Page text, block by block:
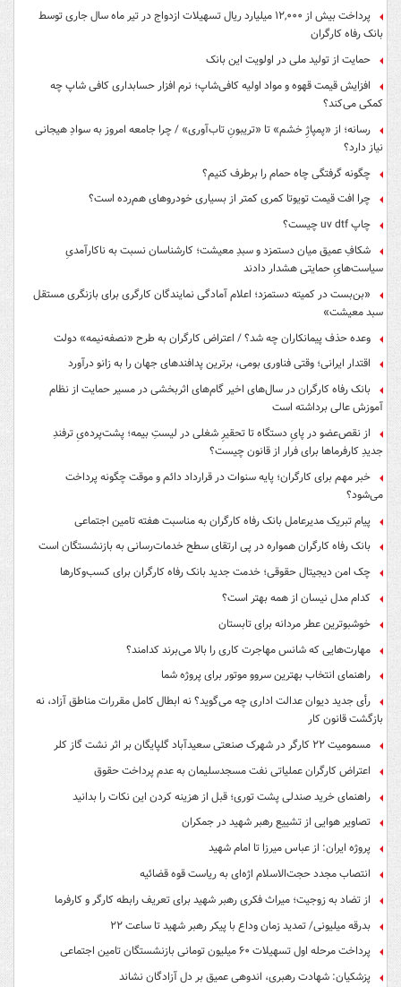
پرداخت بیش از ۱۲,۰۰۰ میلیارد ریال تسهیلات ازدواج در تیر ماه سال جاری توسط
بانک رفاه کارگران
حمایت از تولید ملی در اولویت این بانک
افزایش قیمت قهوه و مواد اولیه کافی‌شاپ؛ نرم افزار حسابداری کافی شاپ چه
کمکی می‌کند؟
رسانه؛ از «پمپاژِ خشم» تا «تریبونِ تاب‌آوری» / چرا جامعه امروز به سوادِ هیجانی
نیاز دارد؟
چگونه گرفتگی چاه حمام را برطرف کنیم؟
چرا افت قیمت تویوتا کمری کمتر از بسیاری خودروهای هم‌رده است؟
چاپ uv dtf چیست؟
شکافِ عمیق میان دستمزد و سبدِ معیشت؛ کارشناسان نسبت به ناکارآمدیِ
سیاست‌هایِ حمایتی هشدار دادند
«بن‌بست در کمیته دستمزد؛ اعلام آمادگی نمایندگان کارگری برای بازنگری مستقل
سبد معیشت»
وعده حذف پیمانکاران چه شد؟ / اعتراض کارگران به طرح «نصفه‌نیمه» دولت
اقتدار ایرانی؛ وقتی فناوری بومی، برترین پدافندهای جهان را به زانو درآورد
بانک رفاه کارگران در سال‌های اخیر گام‌های اثربخشی در مسیر حمایت از نظام
آموزش عالی برداشته است
از نقص‌عضو در پایِ دستگاه تا تحقیرِ شغلی در لیستِ بیمه؛ پشت‌پرده‌یِ ترفندِ
جدیدِ کارفرماها برای فرار از قانون چیست؟
خبر مهم برای کارگران؛ پایه سنوات در قرارداد دائم و موقت چگونه پرداخت
می‌شود؟
پیام تبریک مدیرعامل بانک رفاه کارگران به مناسبت هفته تامین اجتماعی
بانک رفاه کارگران همواره در پی ارتقای سطح خدمات‌رسانی به بازنشستگان است
چک امن دیجیتال حقوقی؛ خدمت جدید بانک رفاه کارگران برای کسب‌وکارها
کدام مدل نیسان از همه بهتر است؟
خوشبوترین عطر مردانه برای تابستان
مهارت‌هایی که شانس مهاجرت کاری را بالا می‌برند کدامند؟
راهنمای انتخاب بهترین سروو موتور برای پروژه شما
رأی جدید دیوان عدالت اداری چه می‌گوید؟ نه ابطال کامل مقررات مناطق آزاد، نه
بازگشت قانون کار
مسمومیت ۲۲ کارگر در شهرک صنعتی سعیدآباد گلپایگان بر اثر نشت گاز کلر
اعتراض کارگران عملیاتی نفت مسجدسلیمان به عدم پرداخت حقوق
راهنمای خرید صندلی پشت توری؛ قبل از هزینه کردن این نکات را بدانید
تصاویر هوایی از تشییع رهبر شهید در جمکران
پروژه ایران: از عباس میرزا تا امام شهید
انتصاب مجدد حجت‌الاسلام اژه‌ای به ریاست قوه‌ قضائیه
از تضاد به زوجیت؛ میراث فکری رهبر شهید برای تعریف رابطه کارگر و کارفرما
بدرقه میلیونی/ تمدید زمان وداع با پیکر رهبر شهید تا ساعت ۲۲
پرداخت مرحله اول تسهیلات ۶۰ میلیون تومانی بازنشستگان تامین اجتماعی
پزشکیان: شهادت رهبری، اندوهی عمیق بر دل آزادگان نشاند